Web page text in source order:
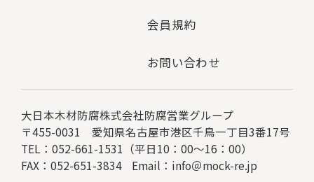
会員規約
お問い合わせ
大日本木材防腐株式会社防腐営業グループ
〒455-0031 愛知県名古屋市港区千鳥一丁目3番17号
TEL：052-661-1531（平日10：00～16：00）
FAX：052-651-3834
Email： info＠mock-re.jp